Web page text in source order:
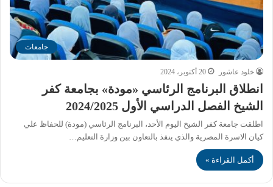
جامعات
خلود عاشور 20 أكتوبر، 2024
انطلاق البرنامج الرئاسي «مودة» بجامعة كفر
الشيخ الفصل الدراسي الأول 2024/2025
اطلقت جامعة كفر الشيخ اليوم الأحد، البرنامج الرئاسي (مودة) للحفاظ علي
كيان الاسرة المصرية والذي ينفذ بالتعاون بين وزارة التعليم…
أكمل القراءة »